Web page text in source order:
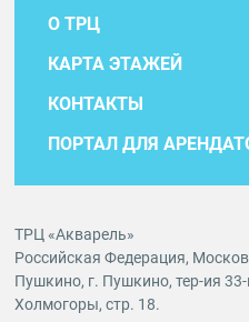
О ТРЦ
КАРТА ЭТАЖЕЙ
КОНТАКТЫ
ПОРТАЛ ДЛЯ
ТРЦ «Акварель»
Российская Федерация,
Пушкино, г. Пушкино, тер-ия
Холмогоры, стр. 18.